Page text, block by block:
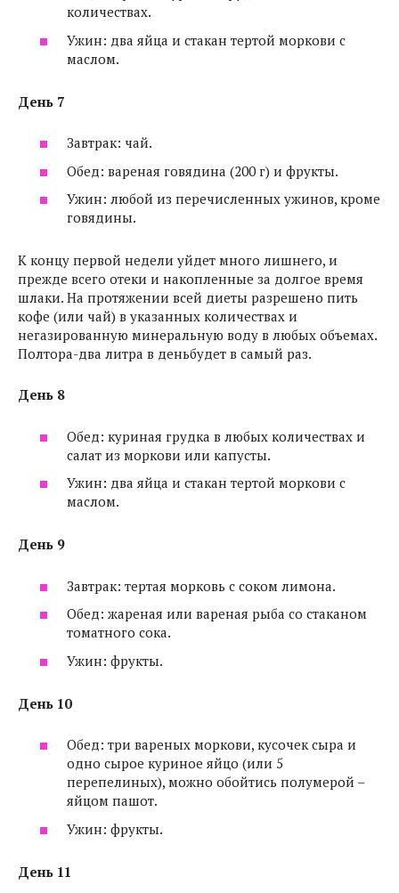
количествах.
Ужин: два яйца и стакан тертой моркови с
маслом.
День 7
Завтрак: чай.
Обед: вареная говядина (200 г) и фрукты.
Ужин: любой из перечисленных ужинов, кроме
говядины.
К концу первой недели уйдет много лишнего, и
прежде всего отеки и накопленные за долгое время
шлаки. На протяжении всей диеты разрешено пить
кофе (или чай) в указанных количествах и
негазированную минеральную воду в любых объемах.
Полтора-два литра в деньбудет в самый раз.
День 8
Обед: куриная грудка в любых количествах и
салат из моркови или капусты.
Ужин: два яйца и стакан тертой моркови с
маслом.
День 9
Завтрак: тертая морковь с соком лимона.
Обед: жареная или вареная рыба со стаканом
томатного сока.
Ужин: фрукты.
День 10
Обед: три вареных моркови, кусочек сыра и
одно сырое куриное яйцо (или 5
перепелиных), можно обойтись полумерой –
яйцом пашот.
Ужин: фрукты.
День 11